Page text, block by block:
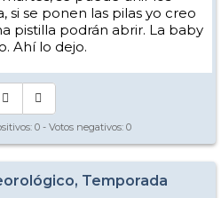
si se ponen las pilas yo creo
pistilla podrán abrir. La baby
Ahí lo dejo.
0 - Votos negativos: 0
Temporada